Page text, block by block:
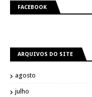
FACEBOOK
ARQUIVOS DO SITE
agosto
julho